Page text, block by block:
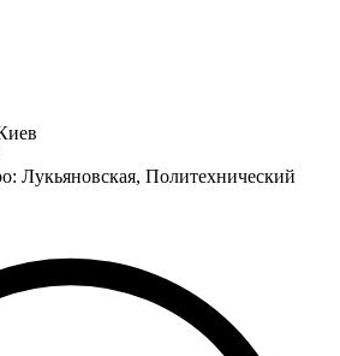
Лукьяновская, Политехнический